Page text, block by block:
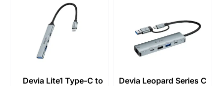
Devia Leopard Series C
Devia Lite1 Type-C to